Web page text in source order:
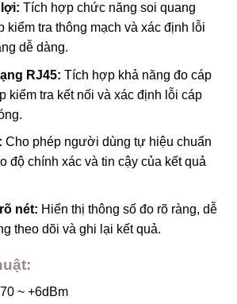
Tích hợp chức năng soi quang
kiểm tra thông mạch và xác định lỗi
dễ dàng.
RJ45: Tích hợp khả năng đo cáp
kiểm tra kết nối và xác định lỗi cáp
Cho phép người dùng tự hiệu chuẩn
độ chính xác và tin cậy của kết quả
nét: Hiển thị thông số đo rõ ràng, dễ
theo dõi và ghi lại kết quả.
~ +6dBm